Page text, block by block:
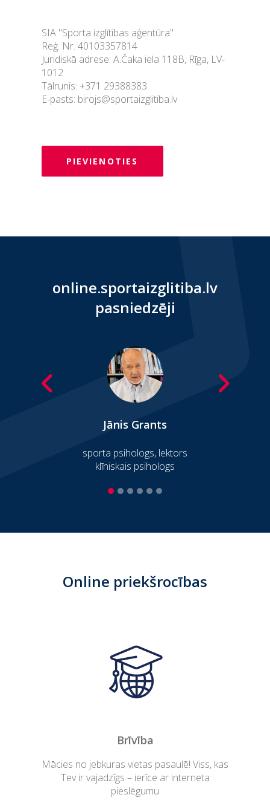
SIA "Sporta izglītības aģentūra"
Reģ. Nr. 40103357814
Juridiskā adrese: A.Čaka iela 118B, Rīga, LV-
1012
Tālrunis: +371 29388383
E-pasts: birojs@sportaizglitiba.lv
PIEVIENOTIES
online.sportaizglitiba.lv
pasniedzēji
Jānis Grants
sporta psihologs, lektors
klīniskais psihologs
Online priekšrocības
Brīvība
Mācies no jebkuras vietas pasaulē! Viss, kas
Tev ir vajadzīgs – ierīce ar interneta
pieslēgumu